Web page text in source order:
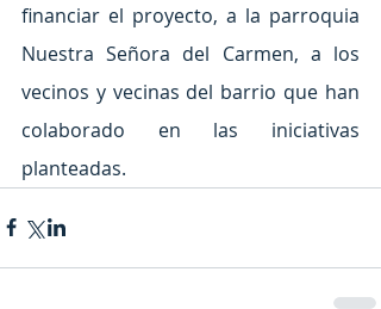
financiar el proyecto, a la parroquia
Nuestra Señora del Carmen, a los
vecinos y vecinas del barrio que han
colaborado en las iniciativas
planteadas.